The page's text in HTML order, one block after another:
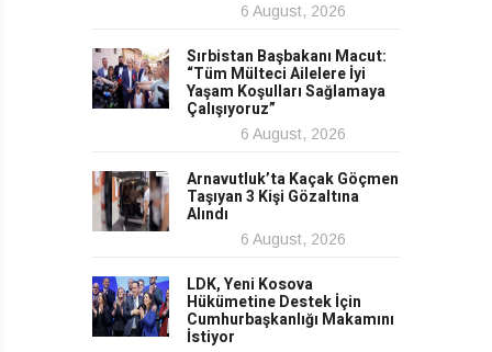
6 August, 2026
Sırbistan Başbakanı Macut:
“Tüm Mülteci Ailelere İyi
Yaşam Koşulları Sağlamaya
Çalışıyoruz”
6 August, 2026
Arnavutluk’ta Kaçak Göçmen
Taşıyan 3 Kişi Gözaltına
Alındı
6 August, 2026
LDK, Yeni Kosova
Hükümetine Destek İçin
Cumhurbaşkanlığı Makamını
İstiyor